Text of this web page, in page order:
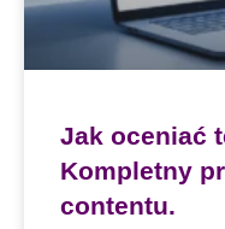
Jak oceniać
Kompletny
contentu.